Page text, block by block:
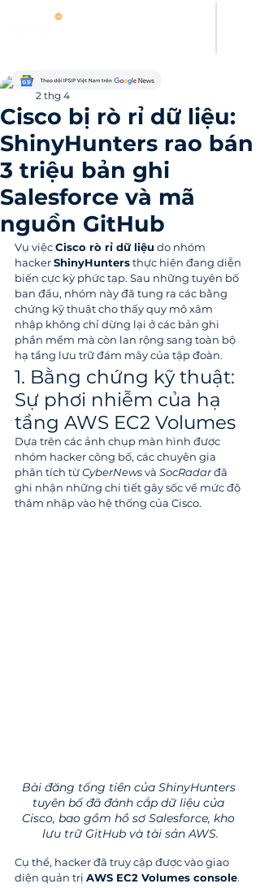
Cisco bị rò rỉ dữ liệu:
ShinyHunters rao bán
3 triệu bản ghi
Salesforce và mã
nguồn GitHub
Thanh Hoang
2 thg 4
Vụ việc Cisco rò rỉ dữ liệu do nhóm
hacker ShinyHunters thực hiện đang diễn
biến cực kỳ phức tạp. Sau những tuyên bố
ban đầu, nhóm này đã tung ra các bằng
chứng kỹ thuật cho thấy quy mô xâm
nhập không chỉ dừng lại ở các bản ghi
phần mềm mà còn lan rộng sang toàn bộ
hạ tầng lưu trữ đám mây của tập đoàn.
1. Bằng chứng kỹ thuật:
Sự phơi nhiễm của hạ
tầng AWS EC2 Volumes
Dựa trên các ảnh chụp màn hình được
nhóm hacker công bố, các chuyên gia
phân tích từ CyberNews và SocRadar đã
ghi nhận những chi tiết gây sốc về mức độ
thâm nhập vào hệ thống của Cisco.
Bài đăng tống tiền của ShinyHunters
tuyên bố đã đánh cắp dữ liệu của
Cisco, bao gồm hồ sơ Salesforce, kho
lưu trữ GitHub và tài sản AWS.
Cụ thể, hacker đã truy cập được vào giao
diện quản trị AWS EC2 Volumes console.